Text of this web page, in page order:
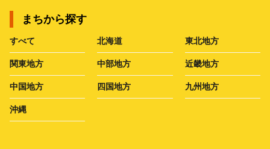
まちから探す
すべて 北海道 東北地方
関東地方 中部地方 近畿地方
中国地方 四国地方 九州地方
沖縄